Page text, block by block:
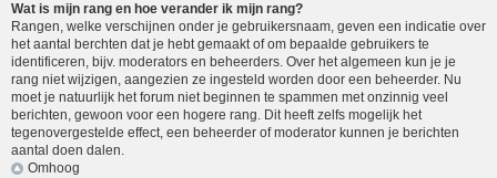
Wat is mijn rang en hoe verander ik mijn rang?
Rangen, welke verschijnen onder je gebruikersnaam, geven een indicatie over
het aantal berchten dat je hebt gemaakt of om bepaalde gebruikers te
identificeren, bijv. moderators en beheerders. Over het algemeen kun je je
rang niet wijzigen, aangezien ze ingesteld worden door een beheerder. Nu
moet je natuurlijk het forum niet beginnen te spammen met onzinnig veel
berichten, gewoon voor een hogere rang. Dit heeft zelfs mogelijk het
tegenovergestelde effect, een beheerder of moderator kunnen je berichten
aantal doen dalen.
Omhoog